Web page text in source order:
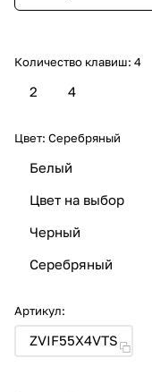
Количество клавиш: 4
4
2
Цвет: Серебряный
Серебряный
Белый
Черный
Цвет на выбор
Артикул:
ZVIF55X4VTS